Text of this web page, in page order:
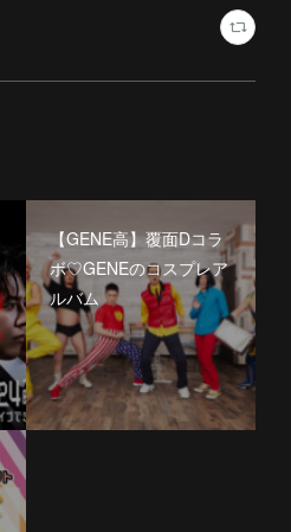
【GENE高】覆面Dコラ
ボ♡GENEのコスプレア
ルバム